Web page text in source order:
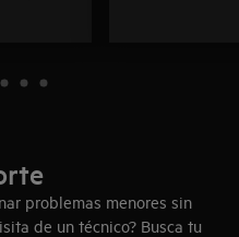
problemas menores sin
de un técnico? Busca tu